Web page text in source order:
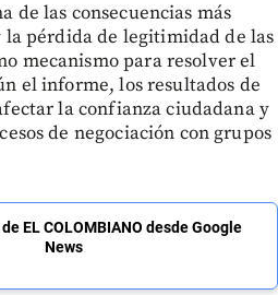
de las consecuencias más
la pérdida de legitimidad de las
mecanismo para resolver el
el informe, los resultados de
la confianza ciudadana y
de negociación con grupos
EL COLOMBIANO desde Google
News